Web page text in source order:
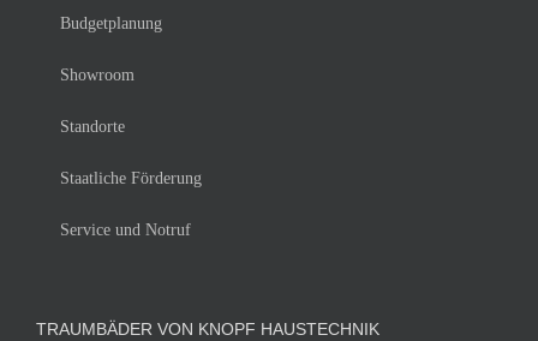
Budgetplanung
Showroom
Standorte
Staatliche Förderung
Service und Notruf
TRAUMBÄDER VON KNOPF HAUSTECHNIK